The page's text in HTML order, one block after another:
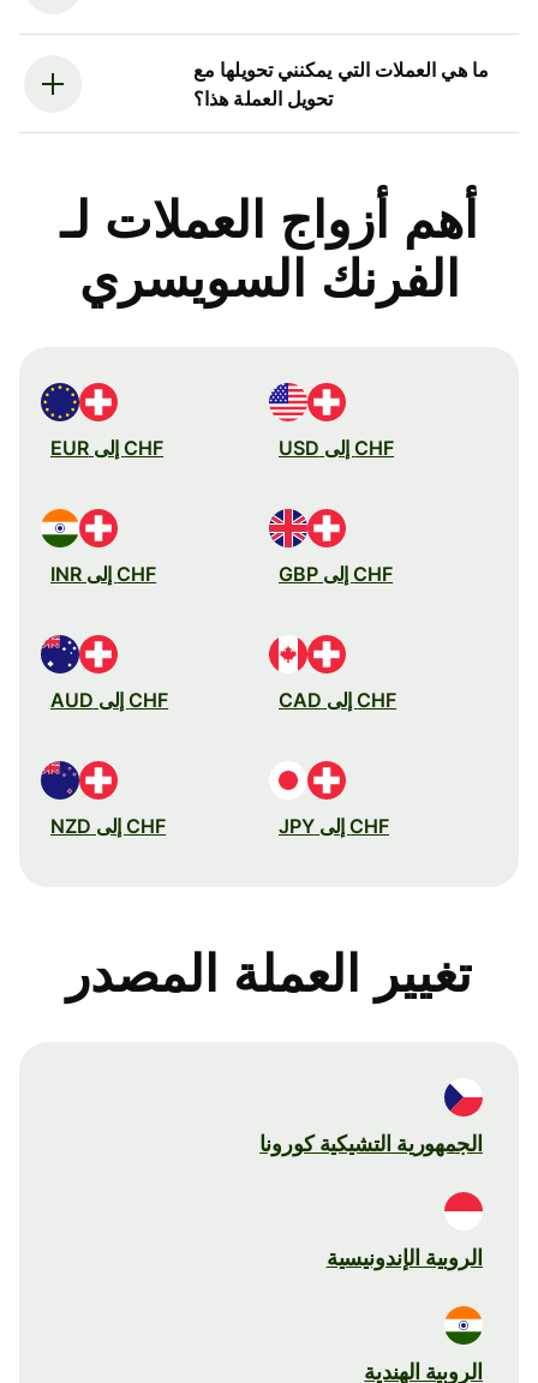
ما هي العملات التي يمكنني تحويلها مع
تحويل العملة هذا؟
أهم أزواج العملات لـ
الفرنك السويسري
CHF إلى USD CHF إلى EUR
CHF إلى GBP CHF إلى INR
CHF إلى CAD CHF إلى AUD
CHF إلى JPY CHF إلى NZD
تغيير العملة المصدر
الجمهورية التشيكية كورونا
الروبية الإندونيسية
الروبية الهندية